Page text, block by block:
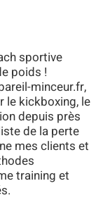
sportive
poids !
minceur.fr,
le kickboxing, le
depuis près
de la perte
mes clients et
training et